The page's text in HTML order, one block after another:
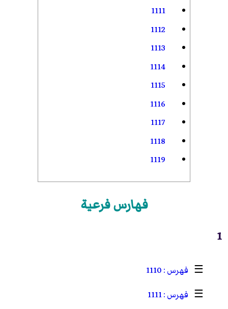
1111
1112
1113
1114
1115
1116
1117
1118
1119
فهارس فرعية
1
☰
1110
☰
1111